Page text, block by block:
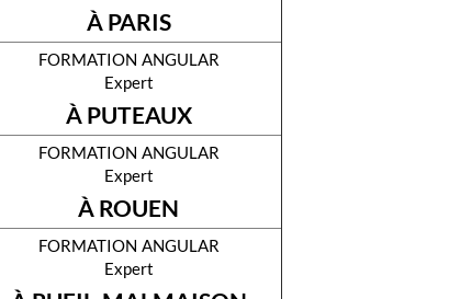
À PARIS
formation angular
Expert
À PUTEAUX
formation angular
Expert
À ROUEN
formation angular
Expert